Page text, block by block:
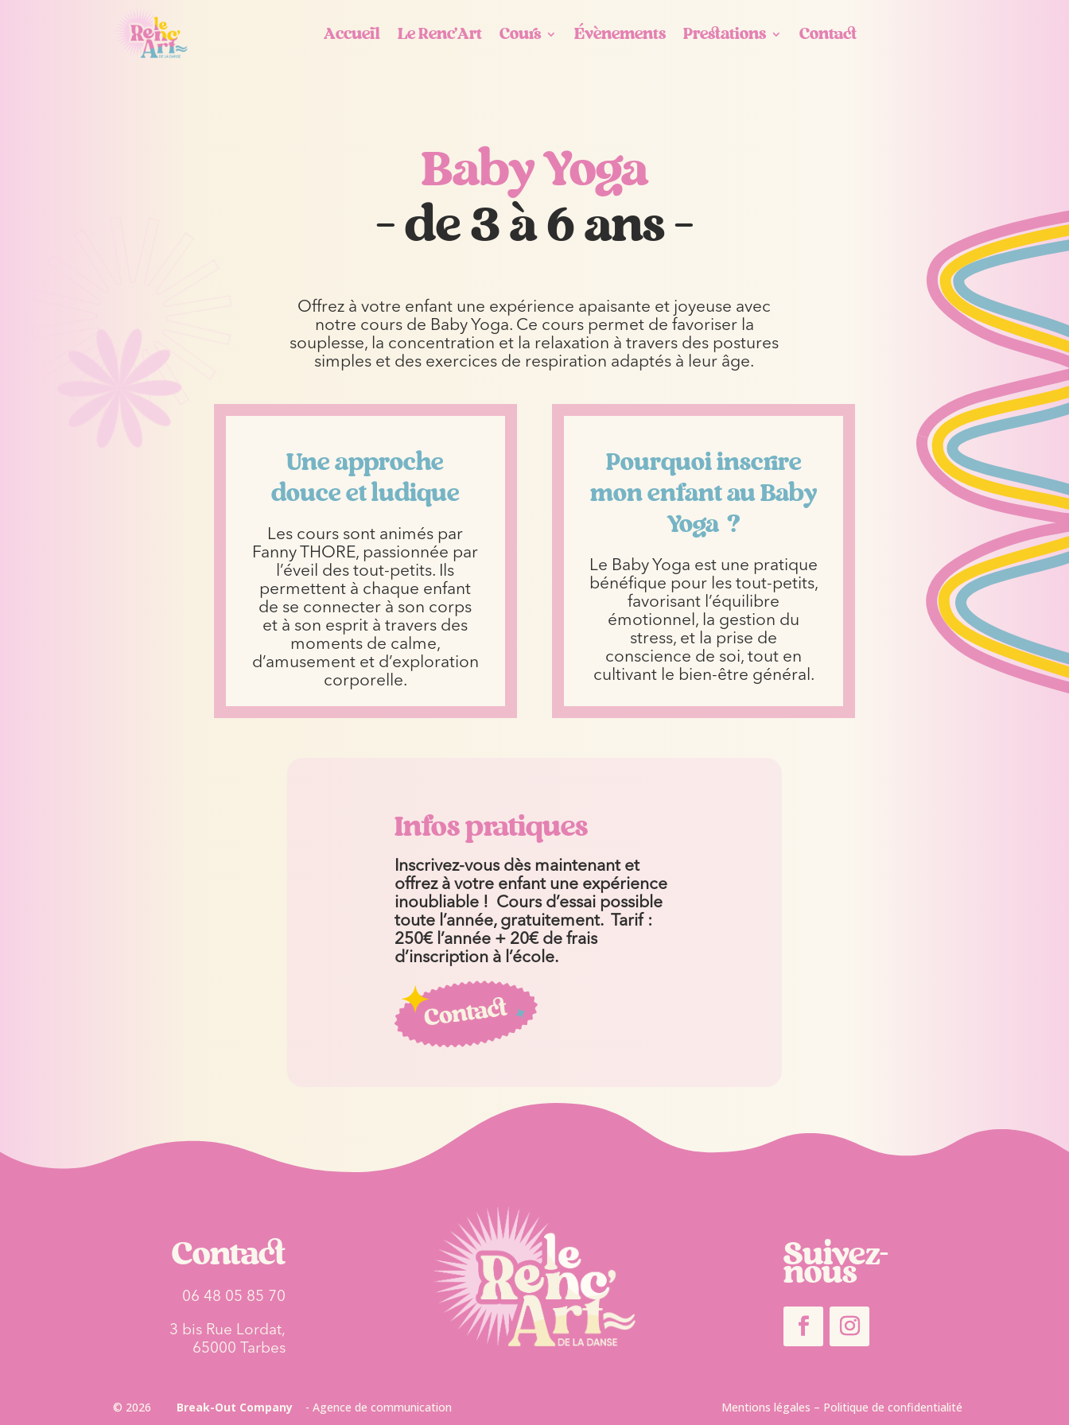
Accueil Le Renc’Art Cours Évènements Prestations Contact
Baby Yoga
– de 3 à 6 ans –
Offrez à votre enfant une expérience apaisante et joyeuse avec
notre cours de Baby Yoga. Ce cours permet de favoriser la
souplesse, la concentration et la relaxation à travers des postures
simples et des exercices de respiration adaptés à leur âge.
Une approche
douce et ludique
Les cours sont animés par
Fanny THORE, passionnée par
l’éveil des tout-petits. Ils
permettent à chaque enfant
de se connecter à son corps
et à son esprit à travers des
moments de calme,
d’amusement et d’exploration
corporelle.
Pourquoi inscrire
mon enfant au Baby
Yoga ?
Le Baby Yoga est une pratique
bénéfique pour les tout-petits,
favorisant l’équilibre
émotionnel, la gestion du
stress, et la prise de
conscience de soi, tout en
cultivant le bien-être général.
Infos pratiques
Inscrivez-vous dès maintenant et
offrez à votre enfant une expérience
inoubliable ! Cours d’essai possible
toute l’année, gratuitement.
Tarif :
250€ l’année + 20€ de frais
d’inscription à l’école.
Contact
06 48 05 85 70
3 bis Rue Lordat,
65000 Tarbes
Suivez-
nous
© 2026 Break-Out Company - Agence de communication Mentions légales – Politique de confidentialité